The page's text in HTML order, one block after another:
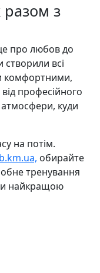
з
про любов до
створили всі
комфортними,
професійного
куди
на потім.
обирайте
тренування
найкращою